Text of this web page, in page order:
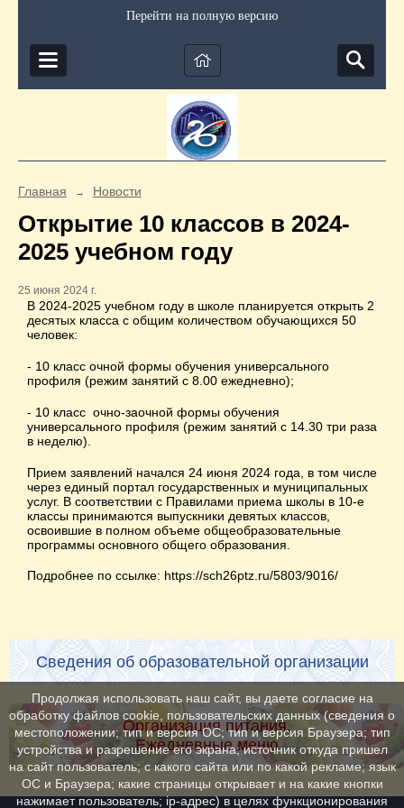
Перейти на полную версию
Главная → Новости
Открытие 10 классов в 2024-
2025 учебном году
25 июня 2024 г.
В 2024-2025 учебном году в школе планируется открыть 2
десятых класса с общим количеством обучающихся 50
человек:
- 10 класс очной формы обучения универсального
профиля (режим занятий с 8.00 ежедневно);
- 10 класс очно-заочной формы обучения
универсального профиля (режим занятий с 14.30 три раза
в неделю).
Прием заявлений начался 24 июня 2024 года, в том числе
через единый портал государственных и муниципальных
услуг. В соответствии с Правилами приема школы в 10-е
классы принимаются выпускники девятых классов,
освоившие в полном объеме общеобразовательные
программы основного общего образования.
Подробнее по ссылке: https://sch26ptz.ru/5803/9016/
Сведения об образовательной организации
Организация питания.
Ежедневные меню
Продолжая использовать наш сайт, вы даете согласие на
обработку файлов cookie, пользовательских данных (сведения о
местоположении; тип и версия ОС; тип и версия Браузера; тип
устройства и разрешение его экрана; источник откуда пришел
на сайт пользователь; с какого сайта или по какой рекламе; язык
ОС и Браузера; какие страницы открывает и на какие кнопки
нажимает пользователь; ip-адрес) в целях функционирования